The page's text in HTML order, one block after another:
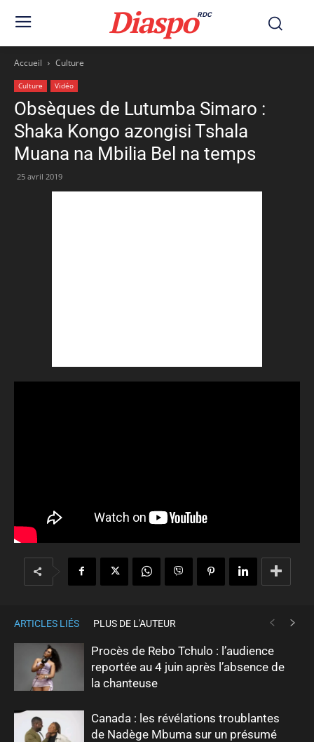
DiaspoRDC
Accueil Culture
Culture Vidéo
Obsèques de Lutumba Simaro :
Shaka Kongo azongisi Tshala
Muana na Mbilia Bel na temps
25 avril 2019
ARTICLES LIÉS PLUS DE L'AUTEUR
Procès de Rebo Tchulo : l’audience
reportée au 4 juin après l’absence de
la chanteuse
Canada : les révélations troublantes
de Nadège Mbuma sur un présumé